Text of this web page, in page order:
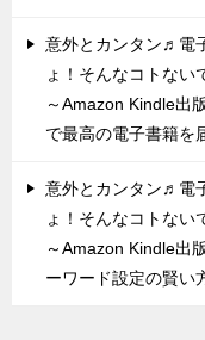
意外とカンタン♬電
ょ！そんなコトない
～Amazon Kindle出
で最高の電子書籍を
意外とカンタン♬電
ょ！そんなコトない
～Amazon Kindle出
ーワード設定の賢い